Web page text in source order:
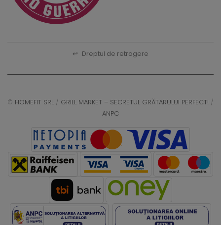
↩ Dreptul de retragere
© HOMEFIT SRL / GRILL MARKET – SECRETUL GRĂTARULUI PERFECT! /
ANPC